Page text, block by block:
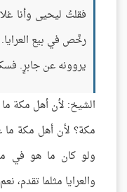
فقلتُ ليحيى وأنا
رخَّص في بيع
يروونه عن جابرٍ.
الشيخ: لأن أهل مكة
مكة؟ لأن أهل مكة ما
ولو كان ما هو في
والعرايا مثلما تقدم،